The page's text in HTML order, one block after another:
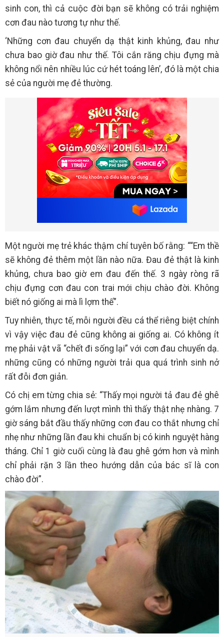
sinh con, thì cả cuộc đời bạn sẽ không có trải nghiệm
cơn đau nào tương tự như thế.
‘Những cơn đau chuyển dạ thật kinh khủng, đau như
chưa bao giờ đau như thế. Tôi cắn răng chịu đựng mà
không nổi nên nhiều lúc cứ hét toáng lên’, đó là một chia
sẻ của người mẹ đẻ thường.
Một người mẹ trẻ khác thậm chí tuyên bố rằng: ““Em thề
sẽ không đẻ thêm một lần nào nữa. Đau đẻ thật là kinh
khủng, chưa bao giờ em đau đến thế. 3 ngày ròng rã
chịu đựng cơn đau con trai mới chịu chào đời. Không
biết nó giống ai mà lì lợm thế”.
Tuy nhiên, thực tế, mỗi người đều cá thể riêng biệt chính
vì vậy việc đau đẻ cũng không ai giống ai. Có không ít
mẹ phải vật vã “chết đi sống lại” với cơn đau chuyển dạ.
những cũng có những người trải qua quá trình sinh nở
rất đỗi đơn giản.
Có chị em từng chia sẻ: “Thấy mọi người tả đau đẻ ghê
gớm lắm nhưng đến lượt mình thì thấy thật nhẹ nhàng. 7
giờ sáng bắt đầu thấy những cơn đau co thắt nhưng chỉ
nhẹ như những lần đau khi chuẩn bị có kinh nguyệt hàng
tháng. Chỉ 1 giờ cuối cùng là đau ghê gớm hơn và mình
chỉ phải rặn 3 lần theo hướng dẫn của bác sĩ là con
chào đời”.